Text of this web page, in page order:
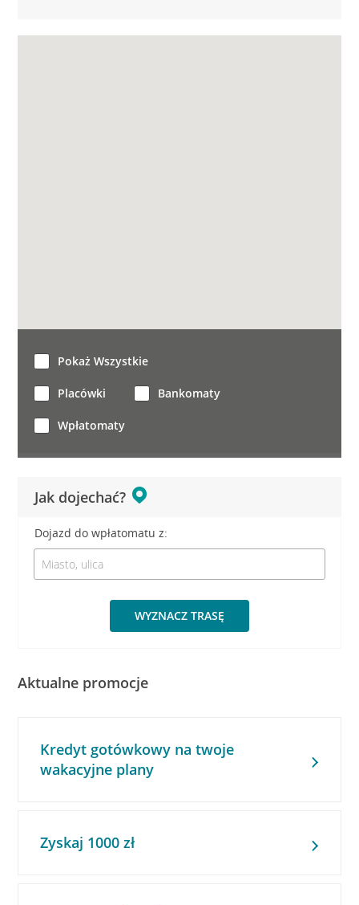
Jak dojechać?
Dojazd do wpłatomatu z:
WYZNACZ TRASĘ
Pokaż Wszystkie
Placówki Bankomaty
Wpłatomaty
Aktualne promocje
Kredyt gotówkowy na twoje
wakacyjne plany
Zyskaj 1000 zł